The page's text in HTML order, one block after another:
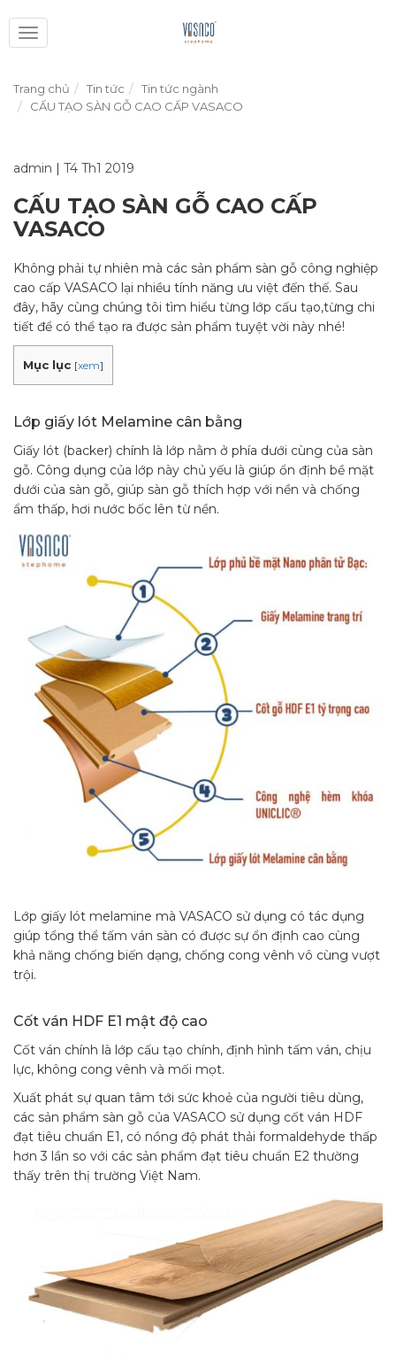
Toggle
navigation
Trang chủ Tin tức
Tin tức ngành
CẤU TẠO SÀN GỖ CAO CẤP VASACO
admin | T4 Th1 2019
CẤU TẠO SÀN GỖ CAO CẤP
VASACO
Không phải tự nhiên mà các sản phẩm sàn gỗ công nghiệp
cao cấp VASACO lại nhiều tính năng ưu việt đến thế. Sau
đây, hãy cùng chúng tôi tìm hiểu từng lớp cấu tạo,từng chi
tiết để có thể tạo ra được sản phẩm tuyệt vời này nhé!
Mục lục [xem]
Lớp giấy lót Melamine cân bằng
Giấy lót (backer) chính là lớp nằm ở phía dưới cùng của sàn
gỗ. Công dụng của lớp này chủ yếu là giúp ổn định bề mặt
dưới của sàn gỗ, giúp sàn gỗ thích hợp với nền và chống
ẩm thấp, hơi nước bốc lên từ nền.
Lớp giấy lót melamine mà VASACO sử dụng có tác dụng
giúp tổng thể tấm ván sàn có được sự ổn định cao cùng
khả năng chống biến dạng, chống cong vênh vô cùng vượt
trội.
Cốt ván HDF E1 mật độ cao
Cốt ván chính là lớp cấu tạo chính, định hình tấm ván, chịu
lực, không cong vênh và mối mọt.
Xuất phát sự quan tâm tới sức khoẻ của người tiêu dùng,
các sản phẩm sàn gỗ của VASACO sử dụng cốt ván HDF
đạt tiêu chuẩn E1, có nồng độ phát thải formaldehyde thấp
hơn 3 lần so với các sản phẩm đạt tiêu chuẩn E2 thường
thấy trên thị trường Việt Nam.